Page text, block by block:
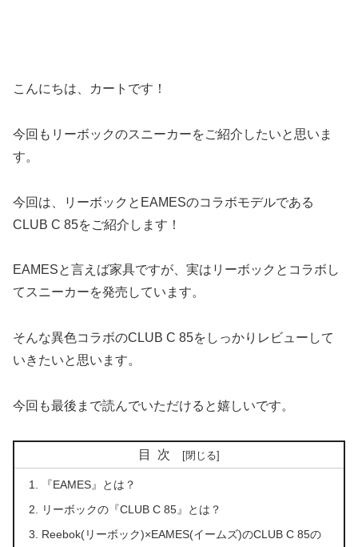
こんにちは、カートです！
今回もリーボックのスニーカーをご紹介したいと思いま
す。
今回は、リーボックとEAMESのコラボモデルである
CLUB C 85をご紹介します！
EAMESと言えば家具ですが、実はリーボックとコラボし
てスニーカーを発売しています。
そんな異色コラボのCLUB C 85をしっかりレビューして
いきたいと思います。
今回も最後まで読んでいただけると嬉しいです。
目次
『EAMES』とは？
リーボックの『CLUB C 85』とは？
Reebok(リーボック)×EAMES(イームズ)のCLUB C 85の